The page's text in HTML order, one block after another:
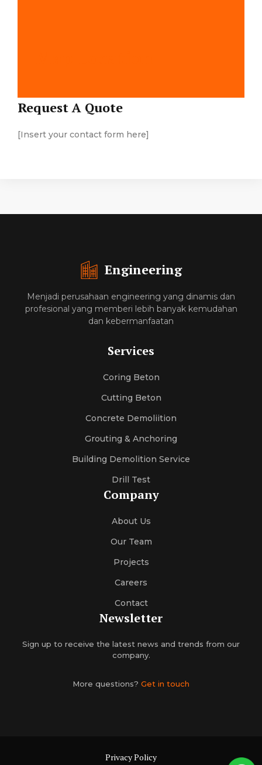
Request A Quote
[Insert your contact form here]
Engineering
Menjadi perusahaan engineering yang dinamis dan
profesional yang memberi lebih banyak kemudahan
dan kebermanfaatan
Services
Coring Beton
Cutting Beton
Concrete Demoliition
Grouting & Anchoring
Building Demolition Service
Drill Test
Company
About Us
Our Team
Projects
Careers
Contact
Newsletter
Sign up to receive the latest news and trends from our
company.
More questions? Get in touch
Privacy Policy